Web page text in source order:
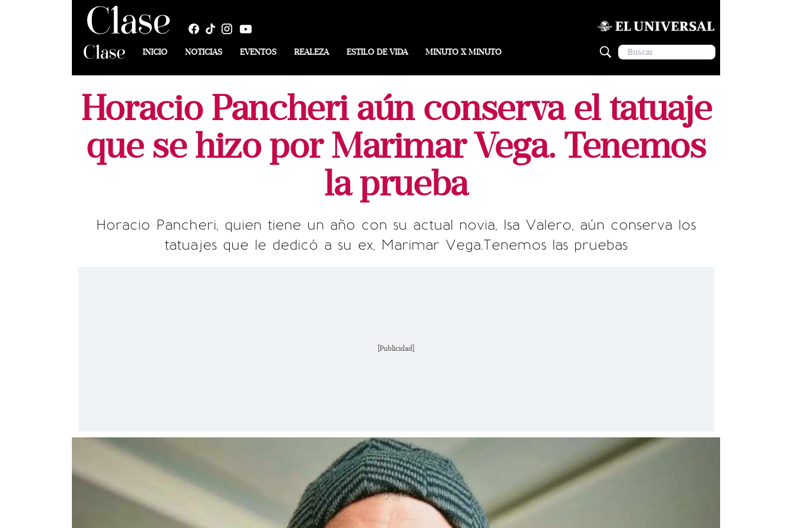
INICIO NOTICIAS EVENTOS REALEZA ESTILO DE VIDA MINUTO X MINUTO
Horacio Pancheri aún conserva el tatuaje
que se hizo por Marimar Vega. Tenemos
la prueba
Horacio Pancheri, quien tiene un año con su actual novia, Isa Valero, aún conserva los
tatuajes que le dedicó a su ex, Marimar Vega.Tenemos las pruebas
[Publicidad]